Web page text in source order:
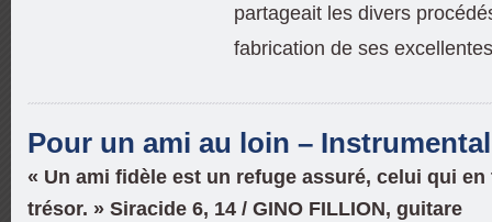
partageait les divers
fabrication de ses
Pour un ami au loin –
« Un ami fidèle est un refuge assuré, celui qui
trésor. » Siracide 6, 14 / GINO FILLION, guitare